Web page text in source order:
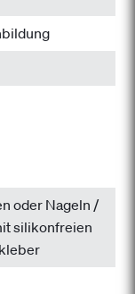
oder Nageln /
silikonfreien